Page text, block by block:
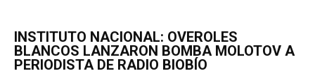
INSTITUTO NACIONAL: OVEROLES
BLANCOS LANZARON BOMBA MOLOTOV A
PERIODISTA DE RADIO BIOBÍO